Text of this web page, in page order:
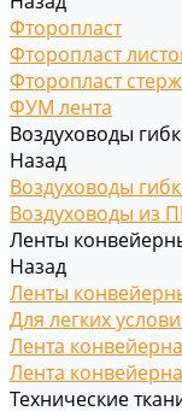
Фторопласт
Фторопласт
Фторопласт
ФУМ лента
Воздуховоды
Назад
Воздуховоды
Воздуховоды из
Ленты
Назад
Ленты
Для легких
Лента
Лента
Технические